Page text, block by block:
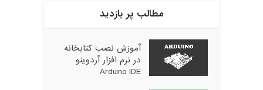
مطالب پر بازدید
آموزش نصب کتابخانه
در نرم افزار آردوینو
Arduino IDE